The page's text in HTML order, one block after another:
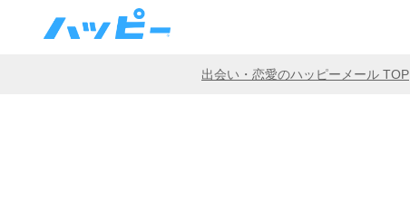
出会い・恋愛のハッピーメール TOP